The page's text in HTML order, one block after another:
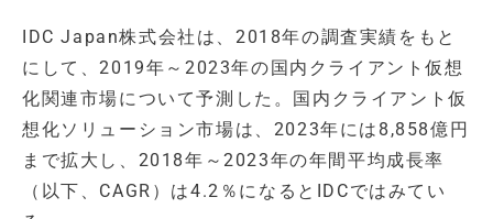
IDC Japan株式会社は、2018年の調査実績をもと
にして、2019年～2023年の国内クライアント仮想
化関連市場について予測した。国内クライアント仮
想化ソリューション市場は、2023年には8,858億円
まで拡大し、2018年～2023年の年間平均成長率
（以下、CAGR）は4.2％になるとIDCではみてい